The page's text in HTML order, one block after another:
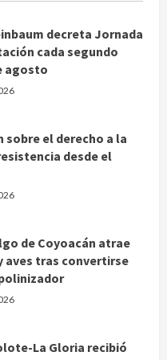
decreta Jornada
cada segundo
agosto
sobre el derecho a la
desde el
de Coyoacán atrae
aves tras convertirse
La Gloria recibió